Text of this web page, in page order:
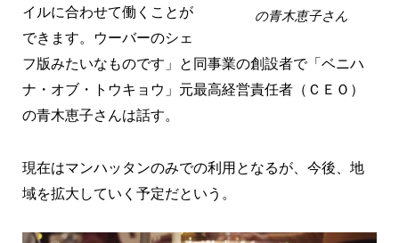
の青木恵子さん
イルに合わせて働くことが
できます。ウーバーのシェ
フ版みたいなものです」と同事業の創設者で「ベニハ
ナ・オブ・トウキョウ」元最高経営責任者（ＣＥＯ）
の青木恵子さんは話す。
現在はマンハッタンのみでの利用となるが、今後、地
域を拡大していく予定だという。